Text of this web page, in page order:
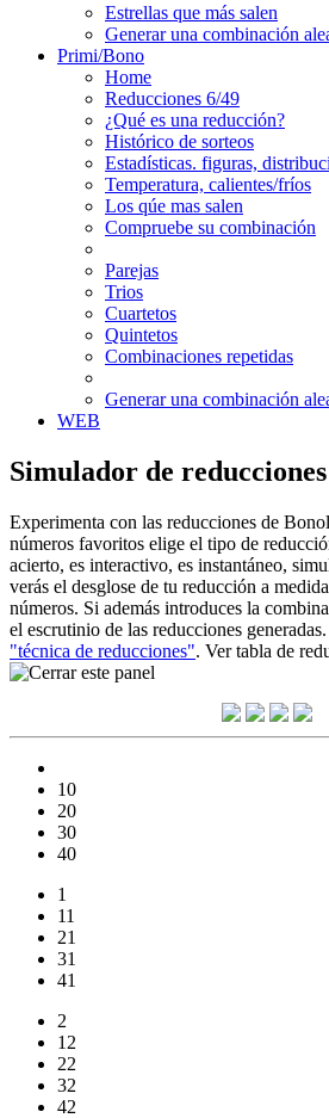
Estrellas que más salen
Generar una combinación
Primi/Bono
Home
Reducciones 6/49
¿Qué es una reducción?
Histórico de sorteos
Estadísticas. figuras,
Temperatura, calientes/fríos
Los qúe mas salen
Compruebe su combinación
Parejas
Trios
Cuartetos
Quintetos
Combinaciones repetidas
Generar una combinación
WEB
Simulador de
Experimenta con las reducciones de
números favoritos elige el tipo de
acierto, es interactivo, es instantáneo,
verás el desglose de tu reducción a
números. Si además introduces la
el escrutinio de las reducciones
"técnica de reducciones". Ver tabla de
10
20
30
40
1
11
21
31
41
2
12
22
32
42